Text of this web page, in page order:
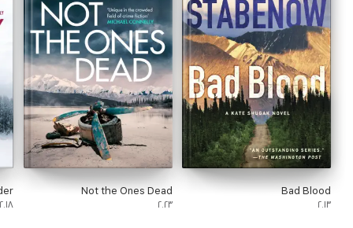
Bad Blood
٢٠١٣
Not the Ones Dead
٢٠٢٣ ٢٠١٨